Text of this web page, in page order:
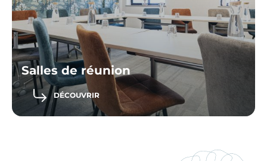
Salles de réunion
DÉCOUVRIR